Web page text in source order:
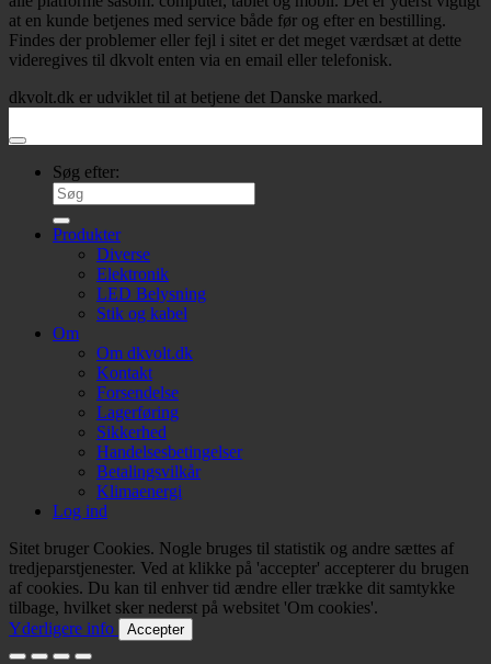
at en kunde betjenes med service både før og efter en bestilling.
Findes der problemer eller fejl i sitet er det meget værdsæt at dette
videregives til dkvolt enten via en email eller telefonisk.
dkvolt.dk er udviklet til at betjene det Danske marked.
Søg efter:
Produkter
Diverse
Elektronik
LED Belysning
Stik og kabel
Om
Om dkvolt.dk
Kontakt
Forsendelse
Lagerføring
Sikkerhed
Handelsesbetingelser
Betalingsvilkår
Klimaenergi
Log ind
Sitet bruger Cookies. Nogle bruges til statistik og andre sættes af
tredjeparstjenester. Ved at klikke på 'accepter' accepterer du brugen
af cookies. Du kan til enhver tid ændre eller trække dit samtykke
tilbage, hvilket sker nederst på websitet 'Om cookies'.
Yderligere info
Accepter